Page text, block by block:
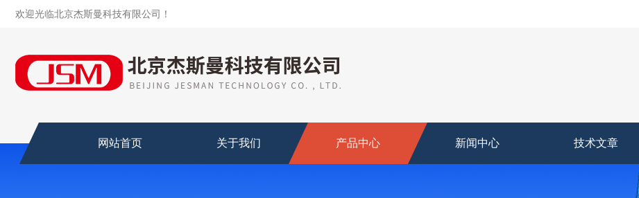
欢迎光临北京杰斯曼科技有限公司！
网站首页 关于我们 产品中心 新闻中心 技术文章